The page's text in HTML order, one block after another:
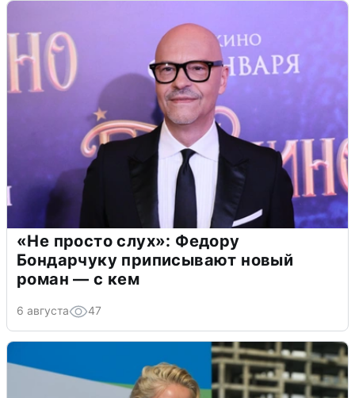
«Не просто слух»: Федору
Бондарчуку приписывают новый
роман — с кем
6 августа 47